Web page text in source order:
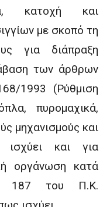
κατοχή και
με σκοπό τη
για διάπραξη
των άρθρων
1993 (Ρύθμιση
πυρομαχικά,
μηχανισμούς και
ισχύει και για
οργάνωση κατά
187 του Π.Κ.